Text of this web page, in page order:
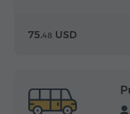
75.48 USD